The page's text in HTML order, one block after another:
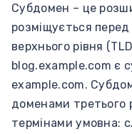
Субдомен – це
розміщується
верхнього рівня
blog.example.com є
example.com.
доменами третього
термінами умовна: